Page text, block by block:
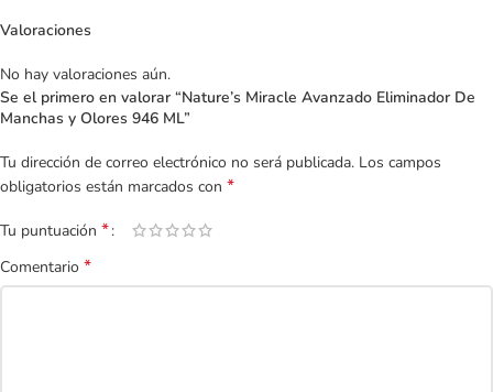
Valoraciones
No hay valoraciones aún.
Se el primero en valorar “Nature’s Miracle Avanzado Eliminador De
Manchas y Olores 946 ML”
Tu dirección de correo electrónico no será publicada. Los campos
obligatorios están marcados con *
Tu puntuación *
Comentario *